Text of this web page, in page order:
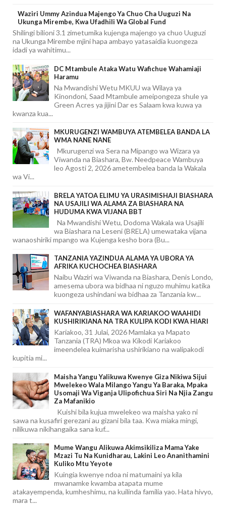
Waziri Ummy Azindua Majengo Ya Chuo Cha Uuguzi Na
Ukunga Mirembe, Kwa Ufadhili Wa Global Fund
Shilingi bilioni 3.1 zimetumika kujenga majengo ya chuo Uuguzi
na Ukunga Mirembe mjini hapa ambayo yatasaidia kuongeza
idadi ya wahitimu...
DC Mtambule Ataka Watu Wafichue Wahamiaji
Haramu
Na Mwandishi Wetu MKUU wa Wilaya ya
Kinondoni, Saad Mtambule ameipongeza shule ya
Green Acres ya jijini Dar es Salaam kwa kuwa ya
kwanza kua...
MKURUGENZI WAMBUYA ATEMBELEA BANDA LA
WMA NANE NANE
Mkurugenzi wa Sera na Mipango wa Wizara ya
Viwanda na Biashara, Bw. Needpeace Wambuya
leo Agosti 2, 2026 ametembelea banda la Wakala
wa Vi...
BRELA YATOA ELIMU YA URASIMISHAJI BIASHARA
NA USAJILI WA ALAMA ZA BIASHARA NA
HUDUMA KWA VIJANA BBT
Na Mwandishi Wetu, Dodoma Wakala wa Usajili
wa Biashara na Leseni (BRELA) umewataka vijana
wanaoshiriki mpango wa Kujenga kesho bora (Bu...
TANZANIA YAZINDUA ALAMA YA UBORA YA
AFRIKA KUCHOCHEA BIASHARA
Naibu Waziri wa Viwanda na Biashara, Denis Londo,
amesema ubora wa bidhaa ni nguzo muhimu katika
kuongeza ushindani wa bidhaa za Tanzania kw...
WAFANYABIASHARA WA KARIAKOO WAAHIDI
KUSHIRIKIANA NA TRA KULIPA KODI KWA HIARI
Kariakoo, 31 Julai, 2026 Mamlaka ya Mapato
Tanzania (TRA) Mkoa wa Kikodi Kariakoo
imeendelea kuimarisha ushirikiano na walipakodi
kupitia mi...
Maisha Yangu Yalikuwa Kwenye Giza Nikiwa Sijui
Mwelekeo Wala Milango Yangu Ya Baraka, Mpaka
Usomaji Wa Viganja Ulipofichua Siri Na Njia Zangu
Za Mafanikio
Kuishi bila kujua mwelekeo wa maisha yako ni
sawa na kusafiri gerezani au gizani bila taa. Kwa miaka mingi,
nilikuwa nikihangaika sana kuf...
Mume Wangu Alikuwa Akimsikiliza Mama Yake
Mzazi Tu Na Kunidharau, Lakini Leo Ananithamini
Kuliko Mtu Yeyote
Kuingia kwenye ndoa ni matumaini ya kila
mwanamke kwamba atapata mume
atakayempenda, kumheshimu, na kuilinda familia yao. Hata hivyo,
mara t...